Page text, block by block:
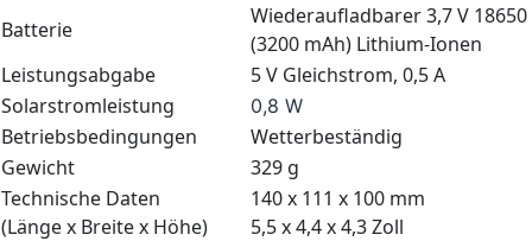
Batterie
Wiederaufladbarer 3,7 V 18650
(3200 mAh) Lithium-Ionen
Leistungsabgabe
5 V Gleichstrom, 0,5 A
Solarstromleistung
0,8 W
Betriebsbedingungen
Wetterbeständig
Gewicht
329 g
Technische Daten
(Länge x Breite x Höhe)
140 x 111 x 100 mm
5,5 x 4,4 x 4,3 Zoll